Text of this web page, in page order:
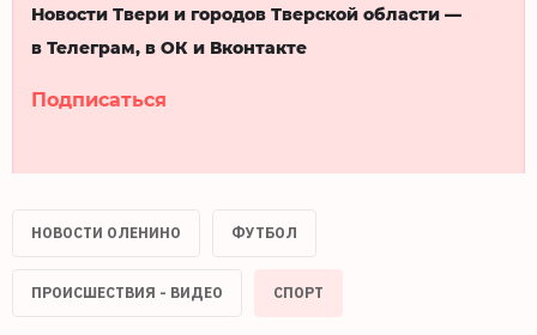
Новости Твери и городов Тверской области —
в Телеграм, в ОК и Вконтакте
Подписаться
НОВОСТИ ОЛЕНИНО ФУТБОЛ
ПРОИСШЕСТВИЯ - ВИДЕО СПОРТ